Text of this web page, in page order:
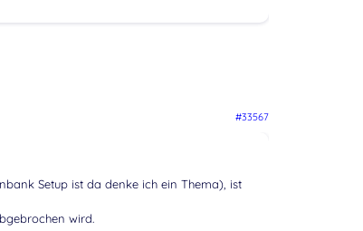
#33567
Setup ist da denke ich ein Thema), ist
wird.